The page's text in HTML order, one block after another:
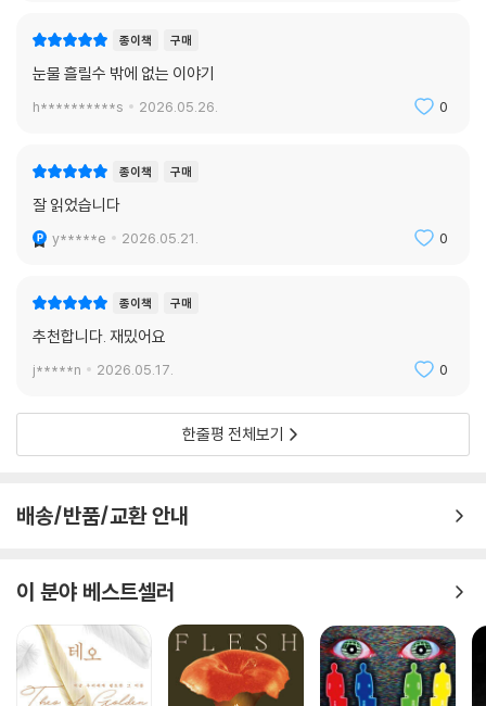
종이책 구매
눈물 흘릴수 밖에 없는 이야기
h**********s 2026.05.26. 0
종이책 구매
잘 읽었습니다
y*****e 2026.05.21. 0
종이책 구매
추천합니다. 재밌어요
j*****n 2026.05.17. 0
한줄평 전체보기
배송/반품/교환 안내
이 분야 베스트셀러